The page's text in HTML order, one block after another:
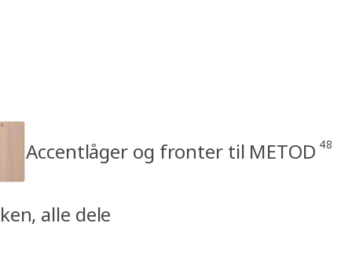
Accentlåger og fronter til METOD 48
alle dele